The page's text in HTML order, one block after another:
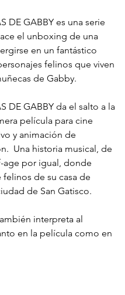
DE GABBY es una serie
el unboxing de una
en un fantástico
felinos que viven
de Gabby.
DE GABBY da el salto a la
película para cine
y animación de
Una historia musical, de
age por igual, donde
de su casa de
de San Gatisco.
interpreta al
en la película como en